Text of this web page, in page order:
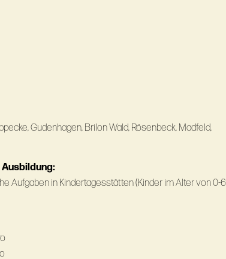
Gudenhagen, Brilon Wald, Rösenbeck, Madfeld,
Aufgaben in Kindertagesstätten (Kinder im Alter von 0-6
Euro